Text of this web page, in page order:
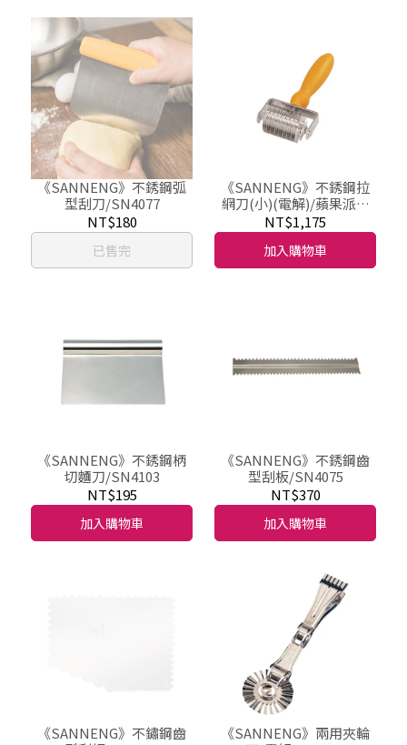
《SANNENG》不銹鋼弧
型刮刀/SN4077
NT$180
已售完
《SANNENG》不銹鋼拉
網刀(小)(電解)/蘋果派網
格/餡餅網格(任選尺寸)
NT$1,175
加入購物車
《SANNENG》不銹鋼柄
切麵刀/SN4103
NT$195
加入購物車
《SANNENG》不銹鋼齒
型刮板/SN4075
NT$370
加入購物車
《SANNENG》不鏽鋼齒
《SANNENG》兩用夾輪